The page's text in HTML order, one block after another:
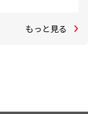
もっと見る